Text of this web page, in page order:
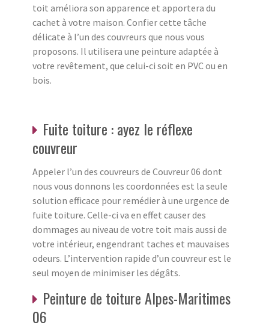
toit améliora son apparence et apportera du
cachet à votre maison. Confier cette tâche
délicate à l’un des couvreurs que nous vous
proposons. Il utilisera une peinture adaptée à
votre revêtement, que celui-ci soit en PVC ou en
bois.
Fuite toiture : ayez le réflexe
couvreur
Appeler l’un des couvreurs de Couvreur 06 dont
nous vous donnons les coordonnées est la seule
solution efficace pour remédier à une urgence de
fuite toiture. Celle-ci va en effet causer des
dommages au niveau de votre toit mais aussi de
votre intérieur, engendrant taches et mauvaises
odeurs. L’intervention rapide d’un couvreur est le
seul moyen de minimiser les dégâts.
Peinture de toiture Alpes-Maritimes
06